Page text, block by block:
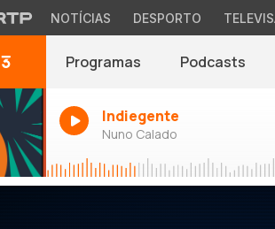
NOTÍCIAS DESPORTO
Programas Podcasts
Indiegente
Nuno Calado